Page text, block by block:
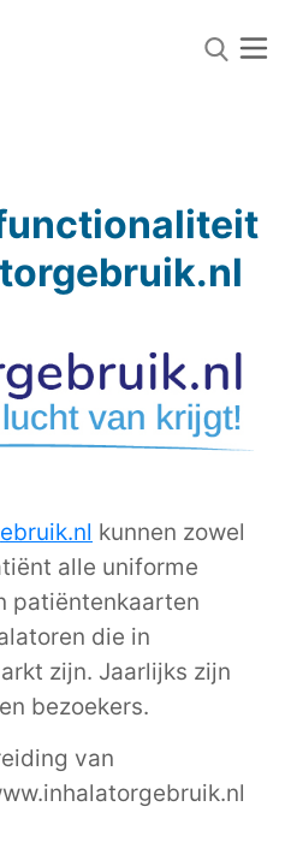
kunnen zowel
alle uniforme
patiëntenkaarten
die in
zijn. Jaarlijks zijn
bezoekers.
van